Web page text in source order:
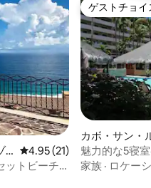
レビュー21件、5つ星中
4.95 (21)
ットビーチ
ゲストチョイ
ゲストチョイ
カボ・サン・
ート
魅力的な5寝
ール付き
家族 · ロケー